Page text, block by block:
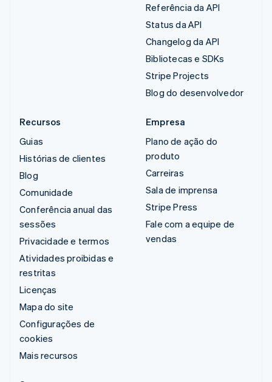
Referência da API
Status da API
Changelog da API
Bibliotecas e SDKs
Stripe Projects
Blog do desenvolvedor
Recursos
Guias
Histórias de clientes
Blog
Comunidade
Conferência anual das
sessões
Privacidade e termos
Atividades proibidas e
restritas
Licenças
Mapa do site
Configurações de
cookies
Mais recursos
Empresa
Plano de ação do
produto
Carreiras
Sala de imprensa
Stripe Press
Fale com a equipe de
vendas